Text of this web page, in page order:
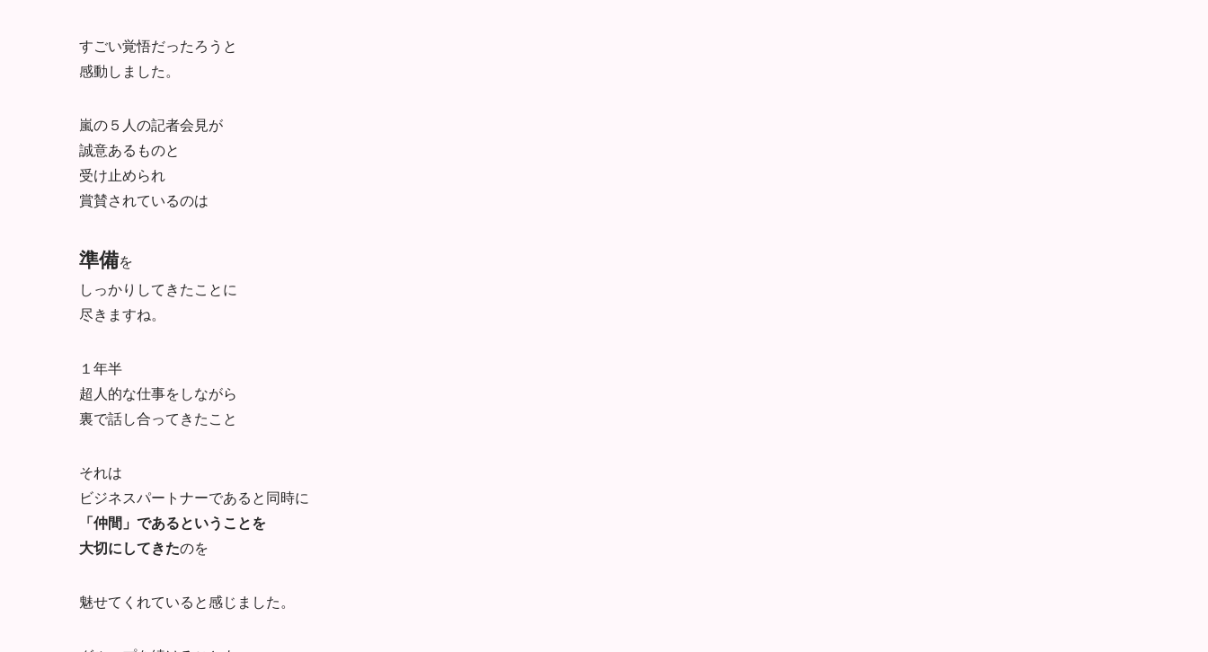
すごい覚悟だったろうと
感動しました。
嵐の５人の記者会見が
誠意あるものと
受け止められ
賞賛されているのは
準備を
しっかりしてきたことに
尽きますね。
１年半
超人的な仕事をしながら
裏で話し合ってきたこと
それは
ビジネスパートナーであると同時に
「仲間」であるということを
大切にしてきたのを
魅せてくれていると感じました。